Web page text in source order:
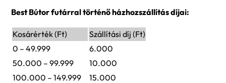
Best Bútor futárral történő házhozszállítás díjai:
Kosárérték (Ft)
Szállítási díj (Ft)
0 – 49.999
6.000
50.000 – 99.999
10.000
100.000 – 149.999
15.000